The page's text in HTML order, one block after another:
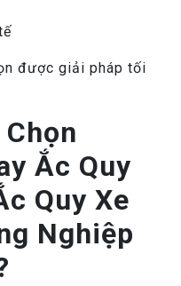
được giải pháp tối
Ắc Quy
Quy Xe
Nghiệp